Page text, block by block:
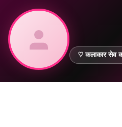
♡ कलाकार सेव